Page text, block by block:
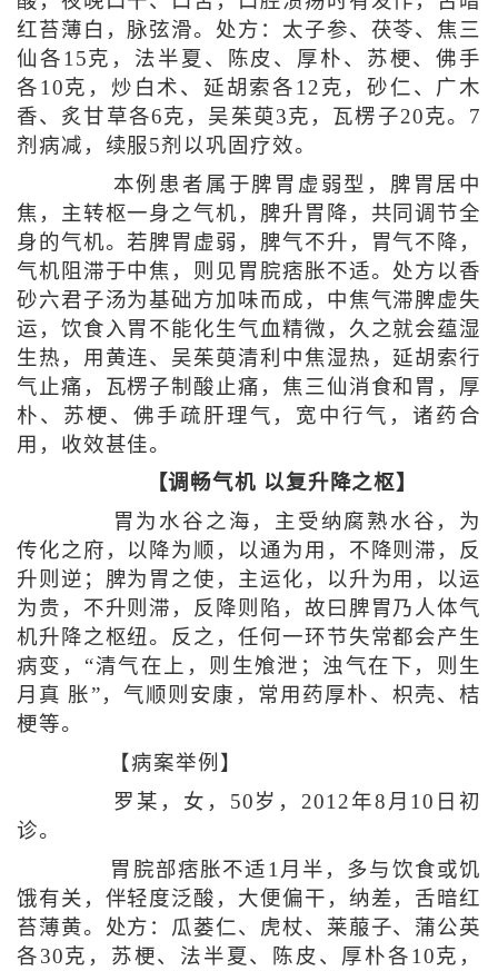
红苔薄白，脉弦滑。处方：太子参、茯苓、焦三
仙各15克，法半夏、陈皮、厚朴、苏梗、佛手
各10克，炒白术、延胡索各12克，砂仁、广木
香、炙甘草各6克，吴茱萸3克，瓦楞子20克。7
剂病减，续服5剂以巩固疗效。
本例患者属于脾胃虚弱型，脾胃居中
焦，主转枢一身之气机，脾升胃降，共同调节全
身的气机。若脾胃虚弱，脾气不升，胃气不降，
气机阻滞于中焦，则见胃脘痞胀不适。处方以香
砂六君子汤为基础方加味而成，中焦气滞脾虚失
运，饮食入胃不能化生气血精微，久之就会蕴湿
生热，用黄连、吴茱萸清利中焦湿热，延胡索行
气止痛，瓦楞子制酸止痛，焦三仙消食和胃，厚
朴、苏梗、佛手疏肝理气，宽中行气，诸药合
用，收效甚佳。
【调畅气机 以复升降之枢】
胃为水谷之海，主受纳腐熟水谷，为
传化之府，以降为顺，以通为用，不降则滞，反
升则逆；脾为胃之使，主运化，以升为用，以运
为贵，不升则滞，反降则陷，故曰脾胃乃人体气
机升降之枢纽。反之，任何一环节失常都会产生
病变，“清气在上，则生飧泄；浊气在下，则生
月真 胀”，气顺则安康，常用药厚朴、枳壳、桔
梗等。
【病案举例】
罗某，女，50岁，2012年8月10日初
诊。
胃脘部痞胀不适1月半，多与饮食或饥
饿有关，伴轻度泛酸，大便偏干，纳差，舌暗红
苔薄黄。处方：瓜蒌仁、虎杖、莱菔子、蒲公英
各30克，苏梗、法半夏、陈皮、厚朴各10克，